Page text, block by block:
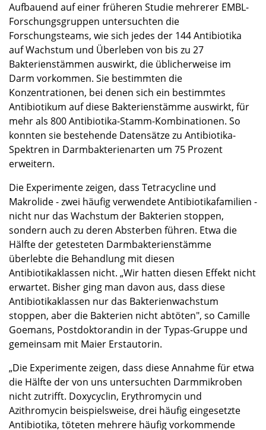
Aufbauend auf einer früheren Studie mehrerer EMBL-
Forschungsgruppen untersuchten die
Forschungsteams, wie sich jedes der 144 Antibiotika
auf Wachstum und Überleben von bis zu 27
Bakterienstämmen auswirkt, die üblicherweise im
Darm vorkommen. Sie bestimmten die
Konzentrationen, bei denen sich ein bestimmtes
Antibiotikum auf diese Bakterienstämme auswirkt, für
mehr als 800 Antibiotika-Stamm-Kombinationen. So
konnten sie bestehende Datensätze zu Antibiotika-
Spektren in Darmbakterienarten um 75 Prozent
erweitern.
Die Experimente zeigen, dass Tetracycline und
Makrolide - zwei häufig verwendete Antibiotikafamilien -
nicht nur das Wachstum der Bakterien stoppen,
sondern auch zu deren Absterben führen. Etwa die
Hälfte der getesteten Darmbakterienstämme
überlebte die Behandlung mit diesen
Antibiotikaklassen nicht. „Wir hatten diesen Effekt nicht
erwartet. Bisher ging man davon aus, dass diese
Antibiotikaklassen nur das Bakterienwachstum
stoppen, aber die Bakterien nicht abtöten", so Camille
Goemans, Postdoktorandin in der Typas-Gruppe und
gemeinsam mit Maier Erstautorin.
„Die Experimente zeigen, dass diese Annahme für etwa
die Hälfte der von uns untersuchten Darmmikroben
nicht zutrifft. Doxycyclin, Erythromycin und
Azithromycin beispielsweise, drei häufig eingesetzte
Antibiotika, töteten mehrere häufig vorkommende